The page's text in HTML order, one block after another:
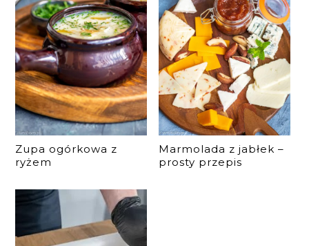
Zupa ogórkowa z
ryżem
Marmolada z jabłek –
prosty przepis